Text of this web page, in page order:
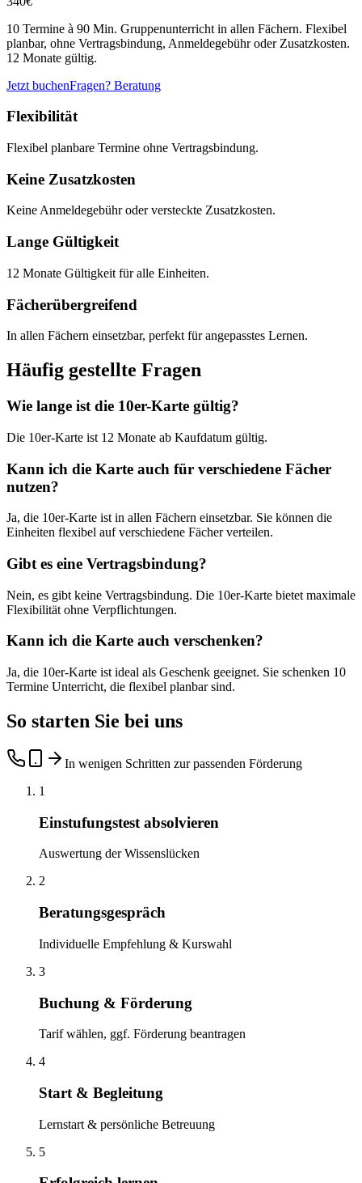
10 Termine à 90 Min. Gruppenunterricht in allen Fächern. Flexibel
planbar, ohne Vertragsbindung, Anmeldegebühr oder Zusatzkosten.
12 Monate gültig.
Jetzt buchenFragen? Beratung
Flexibilität
Flexibel planbare Termine ohne Vertragsbindung.
Keine Zusatzkosten
Keine Anmeldegebühr oder versteckte Zusatzkosten.
Lange Gültigkeit
12 Monate Gültigkeit für alle Einheiten.
Fächerübergreifend
In allen Fächern einsetzbar, perfekt für angepasstes Lernen.
Häufig gestellte Fragen
Wie lange ist die 10er-Karte gültig?
Die 10er-Karte ist 12 Monate ab Kaufdatum gültig.
Kann ich die Karte auch für verschiedene Fächer
nutzen?
Ja, die 10er-Karte ist in allen Fächern einsetzbar. Sie können die
Einheiten flexibel auf verschiedene Fächer verteilen.
Gibt es eine Vertragsbindung?
Nein, es gibt keine Vertragsbindung. Die 10er-Karte bietet maximale
Flexibilität ohne Verpflichtungen.
Kann ich die Karte auch verschenken?
Ja, die 10er-Karte ist ideal als Geschenk geeignet. Sie schenken 10
Termine Unterricht, die flexibel planbar sind.
So starten Sie bei uns
In wenigen Schritten zur passenden Förderung
1
Einstufungstest absolvieren
Auswertung der Wissenslücken
2
Beratungsgespräch
Individuelle Empfehlung & Kurswahl
3
Buchung & Förderung
Tarif wählen, ggf. Förderung beantragen
4
Start & Begleitung
Lernstart & persönliche Betreuung
5